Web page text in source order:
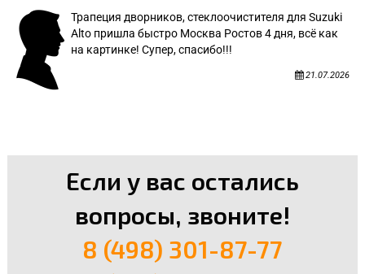
Трапеция дворников, стеклоочистителя для Suzuki
Alto пришла быстро Москва Ростов 4 дня, всё как
на картинке! Супер, спасибо!!!
21.07.2026
Если у вас остались
вопросы, звоните!
8 (498) 301-87-77